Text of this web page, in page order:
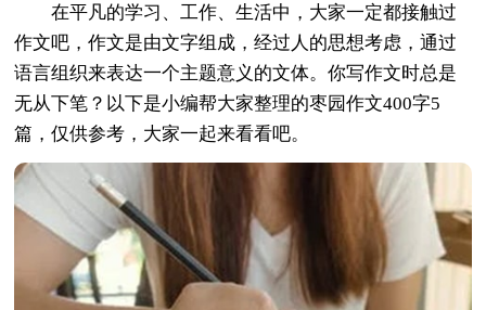
在平凡的学习、工作、生活中，大家一定都接触过
作文吧，作文是由文字组成，经过人的思想考虑，通过
语言组织来表达一个主题意义的文体。你写作文时总是
无从下笔？以下是小编帮大家整理的枣园作文400字5
篇，仅供参考，大家一起来看看吧。